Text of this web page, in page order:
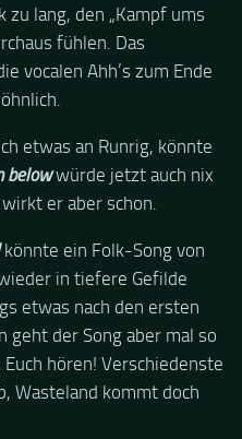
lang, den „Kampf ums
fühlen. Das
vocalen Ahh’s zum Ende
etwas an Runrig, könnte
belowwürde jetzt auch nix
er aber schon.
könnte ein Folk-Song von
in tiefere Gefilde
etwas nach den ersten
geht der Song aber mal so
hören! Verschiedenste
Wasteland kommt doch